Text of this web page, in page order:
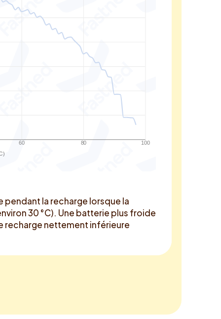
60 80 100
la recharge lorsque la
30 °C). Une batterie plus froide
recharge nettement inférieure